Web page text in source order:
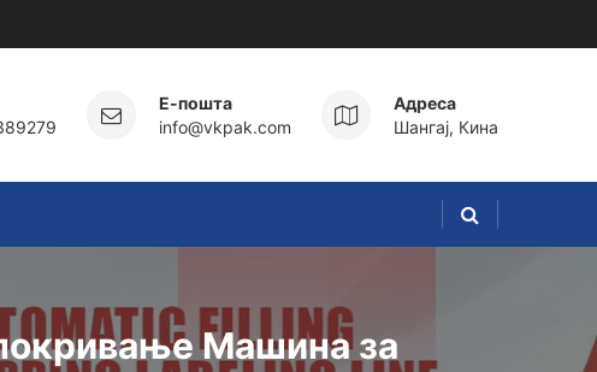
Е-пошта
info@vkpak.com
Адреса
Шангај, Кина
Машина за